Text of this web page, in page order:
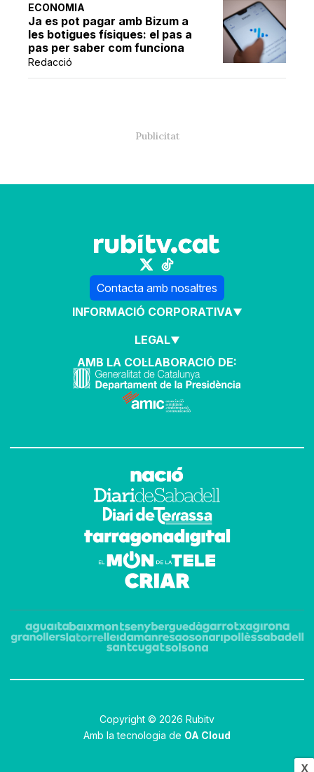
X
ECONOMIA
Ja es pot pagar amb Bizum a
les botigues físiques: el pas a
pas per saber com funciona
Redacció
Contacta amb nosaltres
INFORMACIÓ CORPORATIVA
LEGAL
AMB LA COL·LABORACIÓ DE:
Copyright © 2026 Rubitv
Amb la tecnologia de OA Cloud